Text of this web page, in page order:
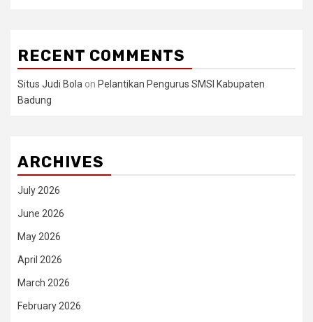
RECENT COMMENTS
Situs Judi Bola on Pelantikan Pengurus SMSI Kabupaten
Badung
ARCHIVES
July 2026
June 2026
May 2026
April 2026
March 2026
February 2026